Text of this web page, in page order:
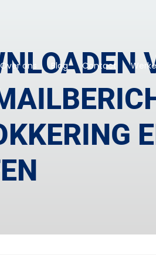
Over ons Blog Contact